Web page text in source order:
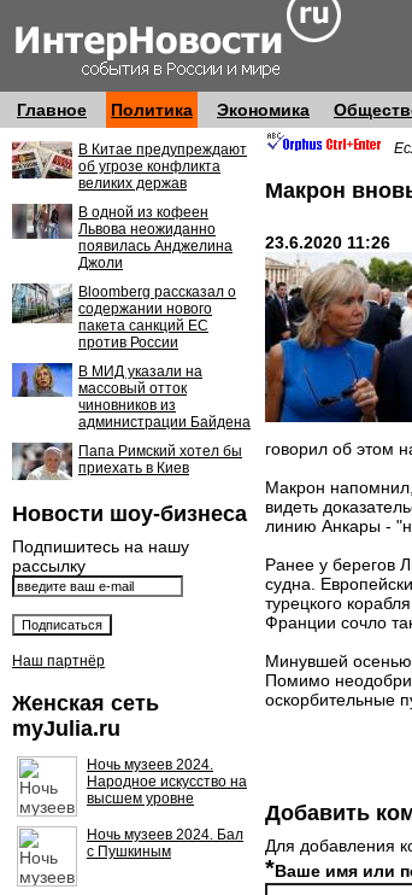
Главное Политика Экономика
В Китае предупреждают
об угрозе конфликта
великих держав
В одной из кофеен
Львова неожиданно
появилась Анджелина
Джоли
Bloomberg рассказал о
содержании нового
пакета санкций ЕС
против России
В МИД указали на
массовый отток
чиновников из
администрации Байдена
Папа Римский хотел бы
приехать в Киев
Новости шоу-бизнеса
Подпишитесь на нашу
рассылку
Наш партнёр
Женская сеть
myJulia.ru
Ночь музеев 2024.
Народное искусство на
высшем уровне
Ночь музеев 2024. Бал
с Пушкиным
Макрон
23.6.2020 11:26
говорил об этом
Макрон
видеть
линию Анкары -
Ранее у берегов
судна.
турецкого
Франции сочло
Минувшей осенью
Помимо
оскорбительные
Добавить
Для добавления
*Ваше имя или